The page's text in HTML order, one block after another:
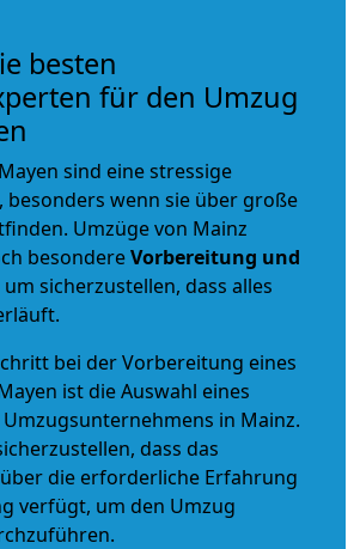
besten
für den Umzug
sind eine stressige
besonders wenn sie über große
Umzüge von Mainz
besondereVorbereitung und
um sicherzustellen, dass alles
bei der Vorbereitung eines
ist die Auswahl eines
Umzugsunternehmens in Mainz.
dass das
die erforderliche Erfahrung
verfügt, um den Umzug